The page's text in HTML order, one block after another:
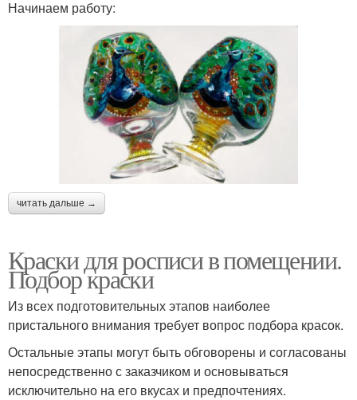
Начинаем работу:
читать дальше →
Краски для росписи в помещении.
Подбор краски
Из всех подготовительных этапов наиболее
пристального внимания требует вопрос подбора красок.
Остальные этапы могут быть обговорены и согласованы
непосредственно с заказчиком и основываться
исключительно на его вкусах и предпочтениях.